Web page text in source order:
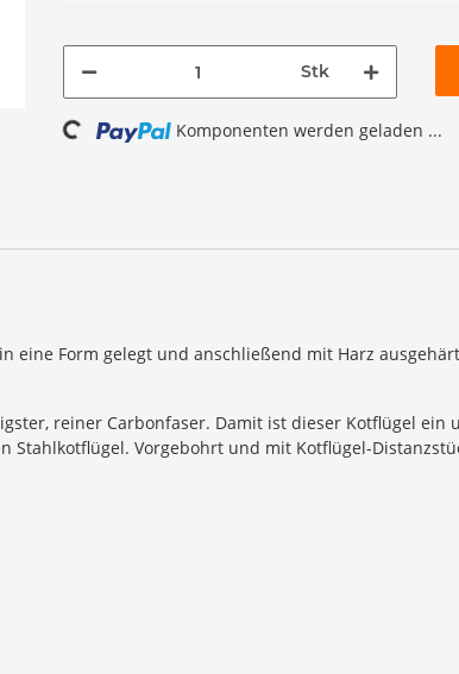
Stk
Loading... Komponenten werden geladen ...
eine Form gelegt und anschließend mit Harz
reiner Carbonfaser. Damit ist dieser Kotflügel
Stahlkotflügel. Vorgebohrt und mit Kotflügel-